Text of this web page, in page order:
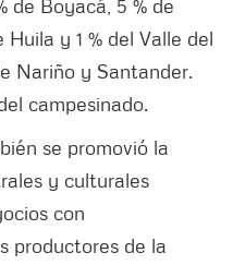
de Boyacá, 5 % de
Huila y 1 % del Valle del
Nariño y Santander.
campesinado.
se promovió la
y culturales
con
productores de la